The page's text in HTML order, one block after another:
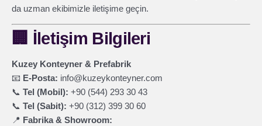
da uzman ekibimizle iletişime geçin.
🏢 İletişim Bilgileri
Kuzey Konteyner & Prefabrik
📧 E-Posta: info@kuzeykonteyner.com
📞 Tel (Mobil): +90 (544) 293 30 43
📞 Tel (Sabit): +90 (312) 399 30 60
📍 Fabrika & Showroom: